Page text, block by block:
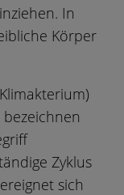
In
Körper
Zyklus
sich